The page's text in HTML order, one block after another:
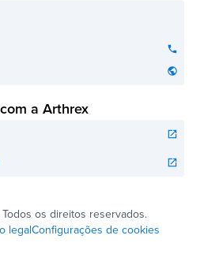
phone
public
a Arthrex
open_in_new
open_in_new
os direitos reservados.
legalConfigurações de cookies